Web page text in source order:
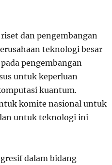
dan pengembangan
teknologi besar
pengembangan
untuk keperluan
kuantum.
komite nasional untuk
untuk teknologi ini
dalam bidang